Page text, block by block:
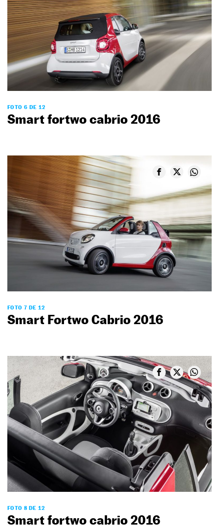
FOTO 6 DE 12
Smart fortwo cabrio 2016
FOTO 7 DE 12
Smart Fortwo Cabrio 2016
FOTO 8 DE 12
Smart fortwo cabrio 2016